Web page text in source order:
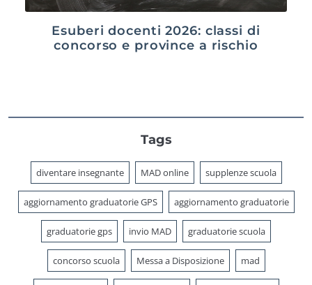
Esuberi docenti 2026: classi di
concorso e province a rischio
Tags
diventare insegnante MAD online supplenze scuola
aggiornamento graduatorie GPS aggiornamento graduatorie
graduatorie gps invio MAD graduatorie scuola
concorso scuola Messa a Disposizione mad